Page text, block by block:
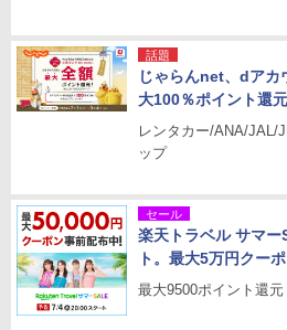
話題
じゃらんnet、dアカ
大100％ポイント還
レンタカー/ANA/JAL/
ップ
セール
楽天トラベル サマ
ト。最大5万円クー
最大9500ポイント還元